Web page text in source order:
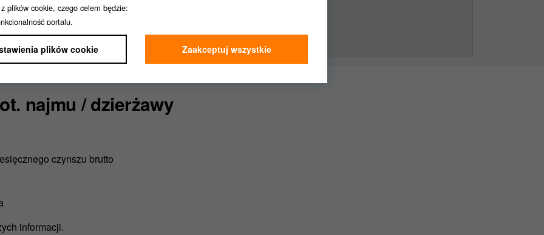
najmu / dzierżawy
czynszu brutto
informacji.
plików cookie, czego celem będzie:
portalu,
cookies możesz zawsze wycofać w ustawieniach Twojej przeglądarki.
to na ocenę, czy przed wycofaniem zgody korzystaliśmy z plików cookie zgodnie z
plików cookie Zaakceptuj wszystkie